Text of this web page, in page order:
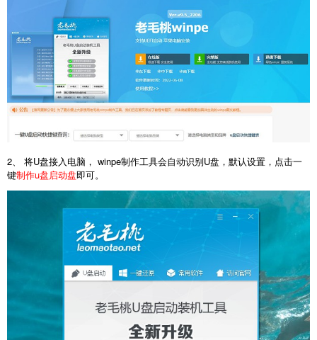
2、 将U盘接入电脑， winpe制作工具会自动识别U盘，默认设置，点击一
键制作u盘启动盘即可。